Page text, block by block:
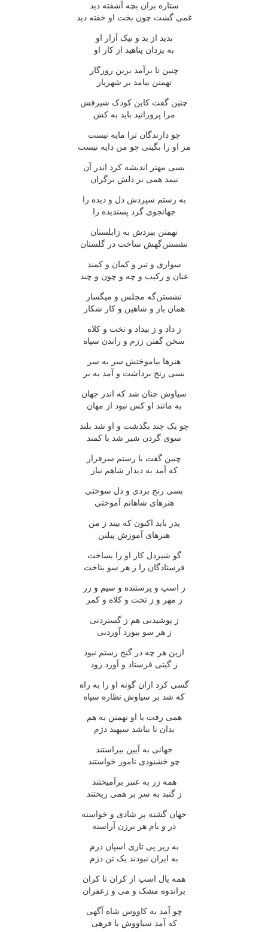
ستاره بران بچه آشفته دید
غمی گشت چون بخت او خفته دید
بدید از بد و نیک آزار او
به یزدان پناهید از کار او
چنین تا برآمد برین روزگار
تهمتن بیامد بر شهریار
چنین گفت کاین کودک شیرفش
مرا پرورانید باید به کش
چو دارندگان ترا مایه نیست
مر او را بگیتی چو من دایه نیست
بسی مهتر اندیشه کرد اندر آن
نیمد همی بر دلش برگران
به رستم سپردش دل و دیده را
جهانجوی گرد پسندیده را
تهمتن ببردش به زابلستان
نشستن‌گهش ساخت در گلستان
سواری و تیر و کمان و کمند
عنان و رکیب و چه و چون و چند
نشستن‌گه مجلس و میگسار
همان باز و شاهین و کار شکار
ز داد و ز بیداد و تخت و کلاه
سخن گفتن ززم و راندن سپاه
هنرها بیاموختش سر به سر
بسی رنج برداشت و آمد به بر
سیاوش چنان شد که اندر جهان
به مانند او کس نبود از مهان
چو یک چند بگذشت و او شد بلند
سوی گردن شیر شد با کمند
چنین گفت با رستم سرفراز
که آمد به دیدار شاهم نیاز
بسی رنج بردی و دل سوختی
هنرهای شاهانم آموختی
پدر باید اکنون که بیند ز من
هنرهای آموزش پیلتن
گو شیردل کار او را بساخت
فرستادگان را ز هر سو بتاخت
ز اسپ و پرستنده و سیم و زر
ز مهر و ز تخت و کلاه و کمر
ز پوشیدنی هم ز گستردنی
ز هر سو بیورد آوردنی
ازین هر چه در گنج رستم نبود
ز گیتی فرستاد و آورد زود
گسی کرد ازان گونه او را به راه
که شد بر سیاوش نظاره سپاه
همی رفت با او تهمتن به هم
بدان تا نباشد سپهبد دژم
جهانی به آیین بیراستند
چو خشنودی نامور خواستند
همه زر به عنبر برآمیختند
ز گنبد به سر بر همی ریختند
جهان گشته پر شادی و خواسته
در و بام هر برزن آراسته
به زیر پی تازی اسپان درم
به ایران نبودند یک تن دژم
همه یال اسپ از کران تا کران
براندوه مشک و می و زعفران
چو آمد به کاووس شاه آگهی
که آمد سیاووش با فرهی